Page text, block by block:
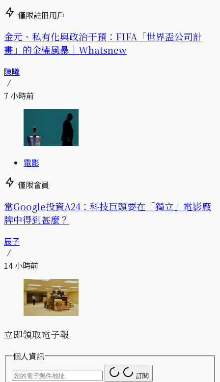
僅限註冊用戶
金元、私有化與政治干預：FIFA「世界盃公司計
畫」的金權風暴｜Whatsnew
陳曦
7 小時前
電影
僅限會員
當Google投資A24：科技巨頭要在「獨立」電影廠
牌中得到甚麼？
辰子
14 小時前
立即領取電子報
個人資訊
訂閱